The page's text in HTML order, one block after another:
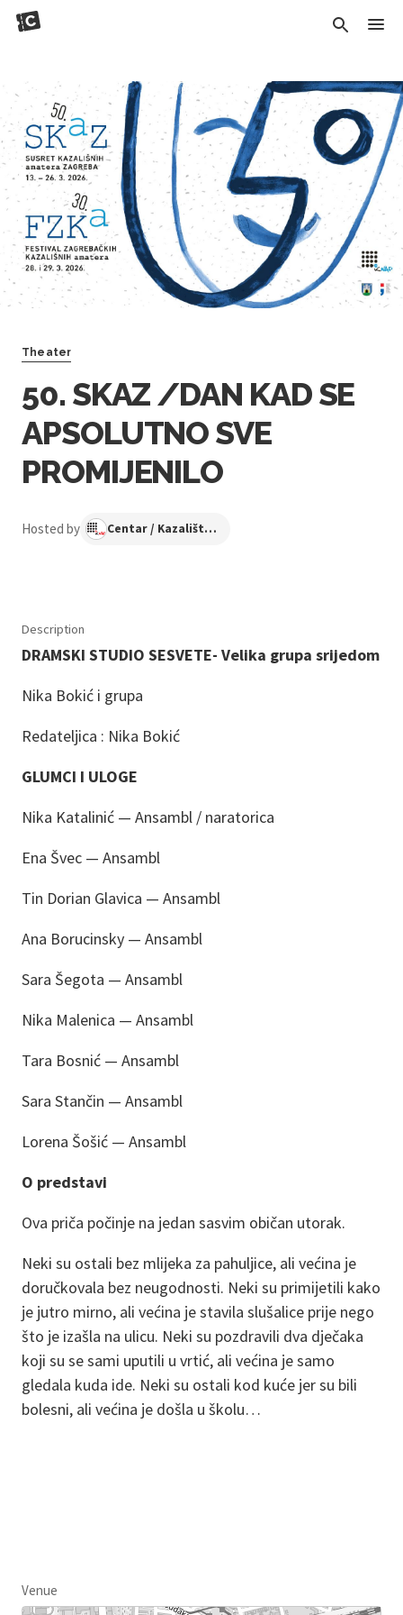
Theater
50. SKAZ /DAN KAD SE
APSOLUTNO SVE
PROMIJENILO
Hosted by Centar / Kazalište KNAP
Description
DRAMSKI STUDIO SESVETE- Velika grupa srijedom
Nika Bokić i grupa
Redateljica : Nika Bokić
GLUMCI I ULOGE
Nika Katalinić — Ansambl / naratorica
Ena Švec — Ansambl
Tin Dorian Glavica — Ansambl
Ana Borucinsky — Ansambl
Sara Šegota — Ansambl
Nika Malenica — Ansambl
Tara Bosnić — Ansambl
Sara Stančin — Ansambl
Lorena Šošić — Ansambl
O predstavi
Ova priča počinje na jedan sasvim običan utorak.
Neki su ostali bez mlijeka za pahuljice, ali većina je
doručkovala bez neugodnosti. Neki su primijetili kako
je jutro mirno, ali većina je stavila slušalice prije nego
što je izašla na ulicu. Neki su pozdravili dva dječaka
koji su se sami uputili u vrtić, ali većina je samo
gledala kuda ide. Neki su ostali kod kuće jer su bili
bolesni, ali većina je došla u školu…
Venue